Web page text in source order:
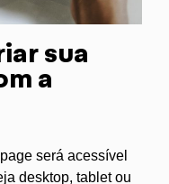
sua
a
será acessível
desktop, tablet ou